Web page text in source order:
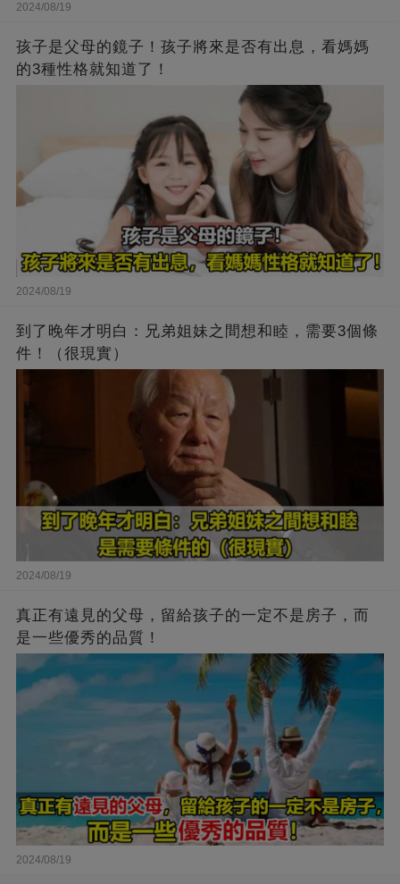
2024/08/19
孩子是父母的鏡子！孩子將來是否有出息，看媽媽
的3種性格就知道了！
2024/08/19
到了晚年才明白：兄弟姐妹之間想和睦，需要3個條
件！（很現實）
2024/08/19
真正有遠見的父母，留給孩子的一定不是房子，而
是一些優秀的品質！
2024/08/19